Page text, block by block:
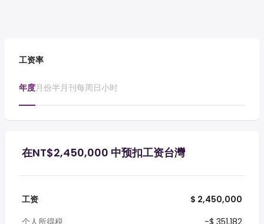
工资率
年度月份半月刊每周日小时
在NT$2,450,000 中预扣工资台灣
工资
$ 2,450,000
个人所得税
-$ 351,182